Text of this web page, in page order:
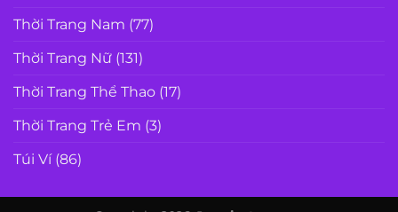
Thời Trang Nam (77)
Thời Trang Nữ (131)
Thời Trang Thể Thao (17)
Thời Trang Trẻ Em (3)
Túi Ví(86)